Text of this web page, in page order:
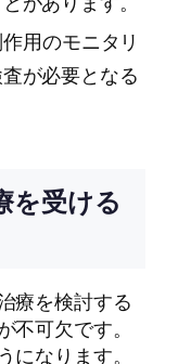
用のモニタリ
が必要となる
を受ける
療を検討する
可欠です。
なります。